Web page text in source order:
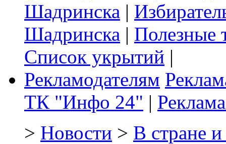
Шадринска |
Шадринска | Полезные
Список укрытий |
Рекламодателям
ТК "Инфо 24" |
> Новости > В стране